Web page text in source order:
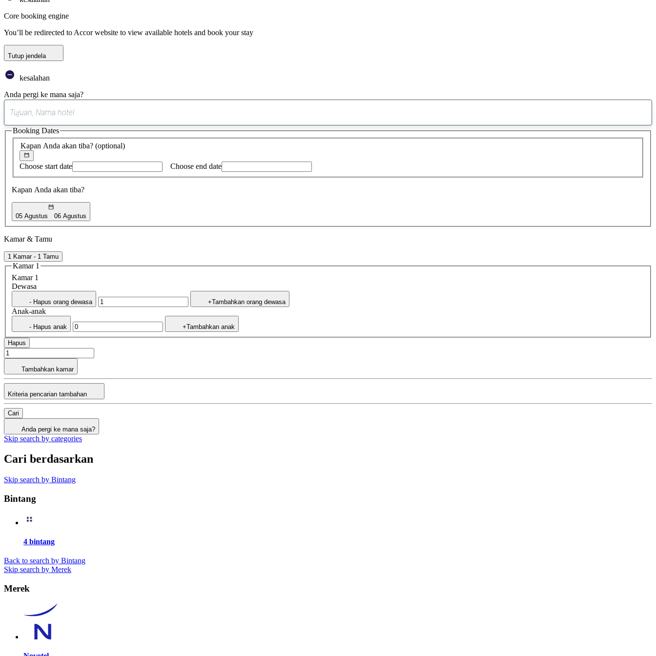
Core booking engine
You’ll be redirected to Accor website to view available hotels and book your stay
Tutup jendela
kesalahan
Anda pergi ke mana saja?
saran
ditemukan
Kapan Anda akan tiba? (optional)
Choose start date Choose end date
Kapan Anda akan tiba?
05 Agustus 06 Agustus
Booking Dates
Kamar & Tamu
1 Kamar - 1 Tamu
Kamar 1
Kamar 1
Dewasa
- Hapus orang dewasa +Tambahkan orang dewasa
Anak-anak
- Hapus anak +Tambahkan anak
Hapus
Tambahkan kamar
Kriteria pencarian tambahan
Cari
Anda pergi ke mana saja?
Skip search by categories
Cari berdasarkan
Skip search by Bintang
Bintang
4 bintang
Back to search by Bintang
Skip search by Merek
Merek